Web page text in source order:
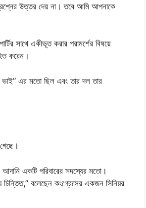
উত্তর দেয় না। তবে আমি আপনাকে
সাথে একীভূত করার পরামর্শের বিষয়ে
করেন।
ভাই” এর মতো ছিল এবং তার দল তার
একটি পরিবারের সদস্যের মতো।
বলেছেন কংগ্রেসের একজন সিনিয়র